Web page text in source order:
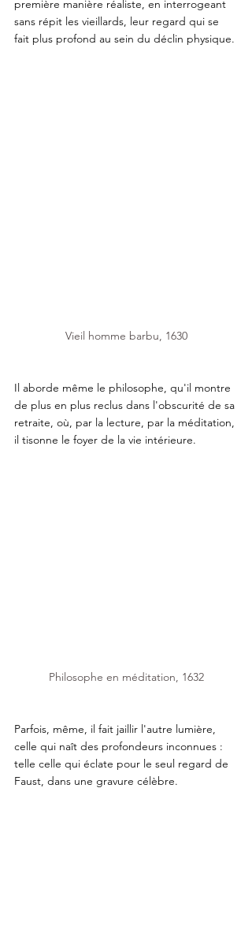
première manière réaliste, en interrogeant
sans répit les vieillards, leur regard qui se
fait plus profond au sein du déclin physique.
Vieil homme barbu, 1630
Il aborde même le philosophe, qu'il montre
de plus en plus reclus dans l'obscurité de sa
retraite, où, par la lecture, par la méditation,
il tisonne le foyer de la vie intérieure.
Philosophe en méditation, 1632
Parfois, même, il fait jaillir l'autre lumière,
celle qui naît des profondeurs inconnues :
telle celle qui éclate pour le seul regard de
Faust, dans une gravure célèbre.